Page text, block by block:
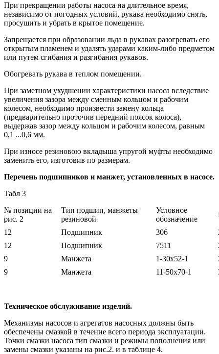
При прекращении работы насоса на длительное время,
независимо от погодных условий, рукава необходимо снять,
просушить и убрать в крытое помещение.
Запрещается при образовании льда в рукавах разогревать его
открытым пламенем и удалять ударами каким-либо предметом
или путем cгибания и разгибания рукавов.
Обогревать рукава в теплом помещении.
При заметном ухудшении характеристики насоса вследствие
увеличения зазора между сменным кольцом и рабочим
колесом, необходимо произвести замену кольца
(предварительно проточив передний поясок колоса),
выдержав зазор между кольцом и рабочим колесом, равным
0,1 ...0,6 мм.
При износе резиновою вкладыша упругой муфты необходимо
заменить его, изготовив по размерам.
Перечень подшипников и манжет, установленных в насосе.
Табл 3
№ позиции на
рис. 2
Тип подшип, манжеты
резиновой
Условное
обозначение
12 Подшипник 306
12
Подшипник 7511
9
Манжета 1-30x52-1
9
Манжета 11-50x70-1
Техническое обслуживание изделий.
Механизмы насосов и агрегатов насосных должны быть
обеспечены смазкой в течение всего периода эксплуатации.
Точки смазки насоса тип смазки и режимы пополнения или
замены смазки указаны на рис.2. и в таблице 4.